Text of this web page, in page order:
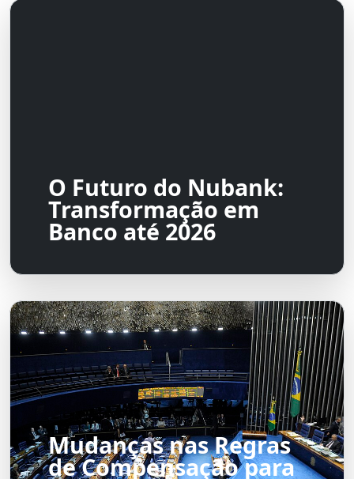
O Futuro do Nubank:
Transformação em
Banco até 2026
Mudanças nas Regras
de Compensação para